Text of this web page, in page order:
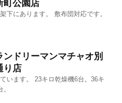
町公園店
下にあります。 敷布団対応です。
ンドリーマンマチャオ別
り店
います。 23キロ乾燥機6台。36キ